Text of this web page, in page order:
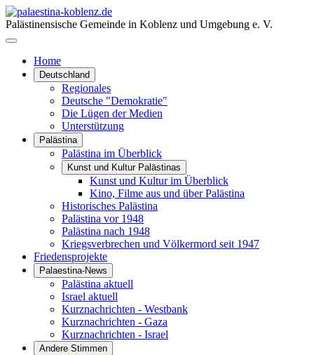
Palästinensische Gemeinde in Koblenz und Umgebung e. V.
Home
Deutschland
Regionales
Deutsche "Demokratie"
Die Lügen der Medien
Unterstützung
Palästina
Palästina im Überblick
Kunst und Kultur Palästinas
Kunst und Kultur im Überblick
Kino, Filme aus und über Palästina
Historisches Palästina
Palästina vor 1948
Palästina nach 1948
Kriegsverbrechen und Völkermord seit 1947
Friedensprojekte
Palaestina-News
Palästina aktuell
Israel aktuell
Kurznachrichten - Westbank
Kurznachrichten - Gaza
Kurznachrichten - Israel
Andere Stimmen